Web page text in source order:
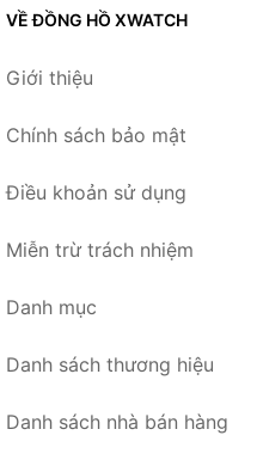
VỀ ĐỒNG HỒ XWATCH
Giới thiệu
Chính sách bảo mật
Điều khoản sử dụng
Miễn trừ trách nhiệm
Danh mục
Danh sách thương hiệu
Danh sách nhà bán hàng